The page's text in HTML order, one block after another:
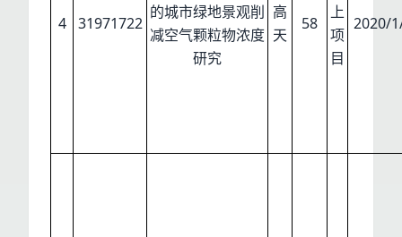
4 31971722
的城市绿地景观削
减空气颗粒物浓度
研究
高
天
58
上
项
目
2020/